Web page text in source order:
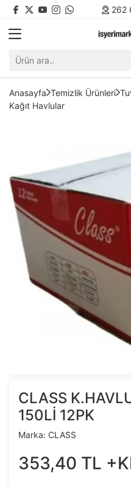
262
Anasayfa Temizlik Ürünleri
Kağıt Havlular
CLASS
150Lİ 12PK
Marka: CLASS
353,40 TL